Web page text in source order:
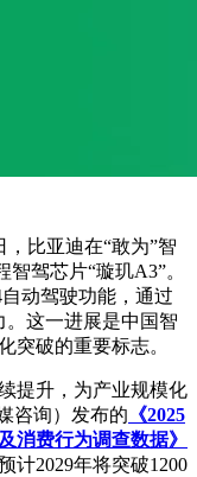
，比亚迪在“敢为”智
驾芯片“璇玑A3”。
动驾驶功能，通过
。这一进展是中国智
突破的重要标志。
升，为产业规模化
咨询）发布的 《2025
消费行为调查数据》
计2029年将突破1200